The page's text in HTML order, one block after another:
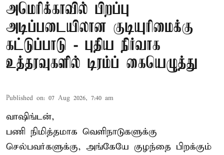
அமெரிக்காவில் பிறப்பு
அடிப்படையிலான குடியுரிமைக்கு
கட்டுப்பாடு - புதிய நிர்வாக
உத்தரவுகளில் டிரம்ப் கையெழுத்து
Published on: 07 Aug 2026, 7:40 am
வாஷிங்டன்,
பணி நிமித்தமாக வெளிநாடுகளுக்கு
செல்பவர்களுக்கு, அங்கேயே குழந்தை பிறக்கும்